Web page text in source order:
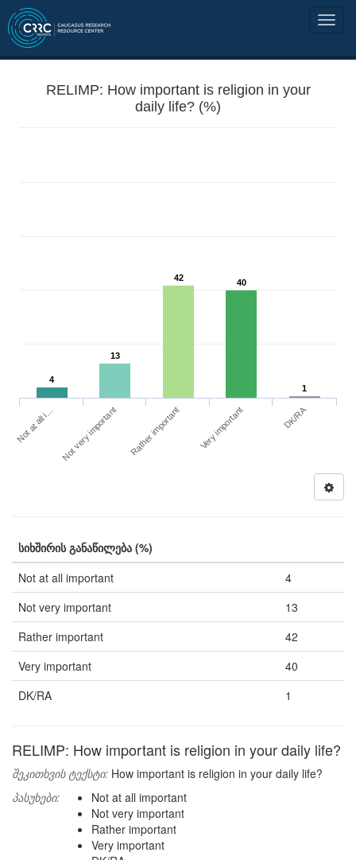
RELIMP: How important is religion in your
daily life? (%)
4
13
42 40
1
Not at all i… Not very important Rather important Very important DK/RA
სიხშირის განაწილება (%)
Not at all important
4
Not very important
13
Rather important
42
Very important
40
DK/RA
1
RELIMP: How important is religion in your daily life?
შეკითხვის ტექსტი: How important is religion in your daily life?
პასუხები:
Not at all important
Not very important
Rather important
Very important